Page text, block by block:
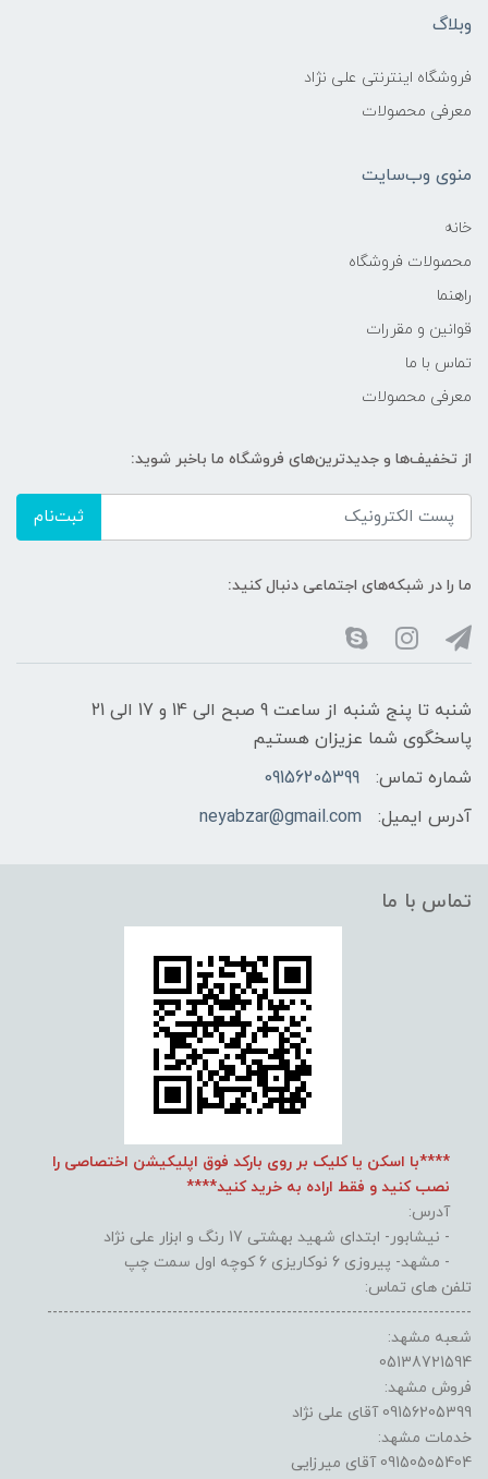
وبلاگ
فروشگاه اینترنتی علی نژاد
معرفی محصولات
منوی وب‌سایت
خانه
محصولات فروشگاه
راهنما
قوانین و مقررات
تماس با ما
معرفی محصولات
از تخفیف‌ها و جدیدترین‌های فروشگاه ما باخبر شوید:
ثبت‌نام
ما را در شبکه‌های اجتماعی دنبال کنید:
شنبه تا پنج شنبه از ساعت 9 صبح الی 14 و 17 الی 21
پاسخگوی شما عزیزان هستیم
شماره تماس:
09156205399
آدرس ایمیل:
neyabzar@gmail.com
تماس با ما
****با اسکن یا کلیک بر روی بارکد فوق اپلیکیشن اختصاصی را
نصب کنید و فقط اراده به خرید کنید****
آدرس:
- نیشابور- ابتدای شهید بهشتی 17 رنگ و ابزار علی نژاد
- مشهد- پیروزی 6 نوکاریزی 6 کوچه اول سمت چپ
تلفن های تماس:
------------------------------------------------------------------------------
شعبه مشهد:
05138721594
فروش مشهد:
09156205399 آقای علی نژاد
خدمات مشهد:
09150505404 آقای میرزایی